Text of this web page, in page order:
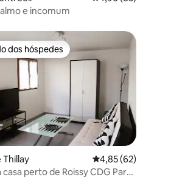
e incomum
dos hóspedes
dos hóspedes
Thillay 4,85 de uma
4,85 (62)
casa perto de Roissy CDG Parc